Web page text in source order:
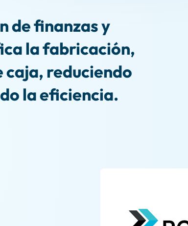
de finanzas y
la fabricación,
caja, reduciendo
la eficiencia.